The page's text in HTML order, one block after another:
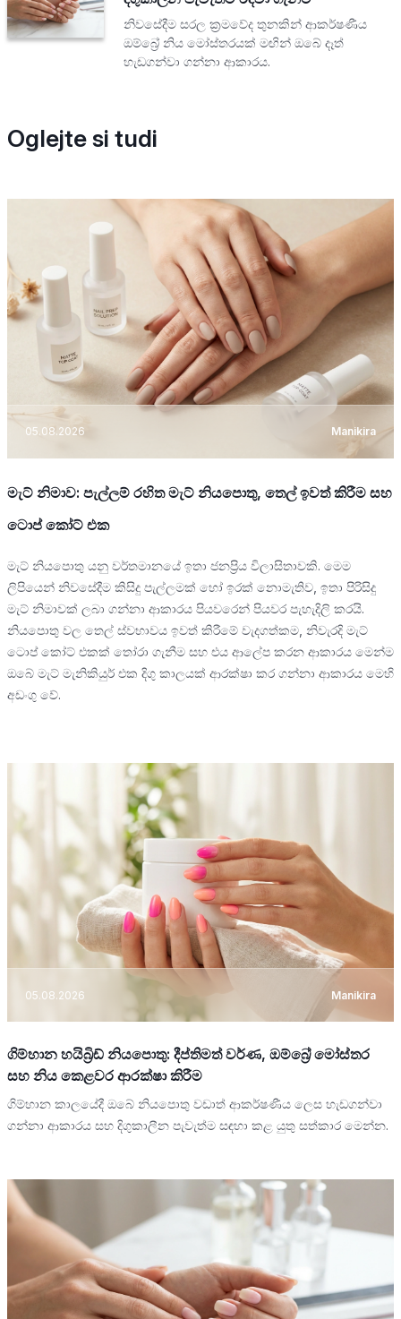
නිවසේදීම සරල ක්‍රමවේද තුනකින් ආකර්ෂණීය
ඔම්බ්‍රේ නිය මෝස්තරයක් මඟින් ඔබේ දෑත්
හැඩගන්වා ගන්නා ආකාරය.
Oglejte si tudi
05.08.2026 Manikira
මැට් නිමාව: පැල්ලම් රහිත මැට් නියපොතු, තෙල් ඉවත් කිරීම සහ
ටොප් කෝට් එක
මැට් නියපොතු යනු වර්තමානයේ ඉතා ජනප්‍රිය විලාසිතාවකි. මෙම
ලිපියෙන් නිවසේදීම කිසිදු පැල්ලමක් හෝ ඉරක් නොමැතිව, ඉතා පිරිසිදු
මැට් නිමාවක් ලබා ගන්නා ආකාරය පියවරෙන් පියවර පැහැදිලි කරයි.
නියපොතු වල තෙල් ස්වභාවය ඉවත් කිරීමේ වැදගත්කම, නිවැරදි මැට්
ටොප් කෝට් එකක් තෝරා ගැනීම සහ එය ආලේප කරන ආකාරය මෙන්ම
ඔබේ මැට් මැනිකියුර් එක දිගු කාලයක් ආරක්ෂා කර ගන්නා ආකාරය මෙහි
අඩංගු වේ.
05.08.2026 Manikira
ගිම්හාන හයිබ්‍රිඩ් නියපොතු: දීප්තිමත් වර්ණ, ඔම්බ්‍රේ මෝස්තර
සහ නිය කෙළවර ආරක්ෂා කිරීම
ගිම්හාන කාලයේදී ඔබේ නියපොතු වඩාත් ආකර්ෂණීය ලෙස හැඩගන්වා
ගන්නා ආකාරය සහ දිගුකාලීන පැවැත්ම සඳහා කළ යුතු සත්කාර මෙන්න.